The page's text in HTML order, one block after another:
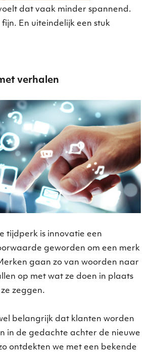
dat vaak minder spannend.
fijn. En uiteindelijk een stuk
verhalen
tijdperk is innovatie een
geworden om een merk
gaan zo van woorden naar
op met wat ze doen in plaats
zeggen.
belangrijk dat klanten worden
in de gedachte achter de nieuwe
ontdekten we met een bekende